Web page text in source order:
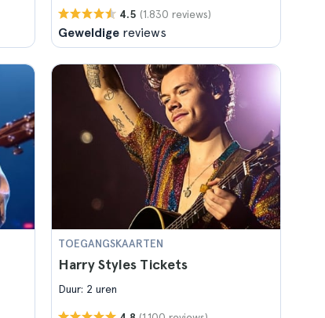
4.5 (1.830 reviews)
Geweldige reviews
TOEGANGSKAARTEN
Harry Styles Tickets
Duur: 2 uren